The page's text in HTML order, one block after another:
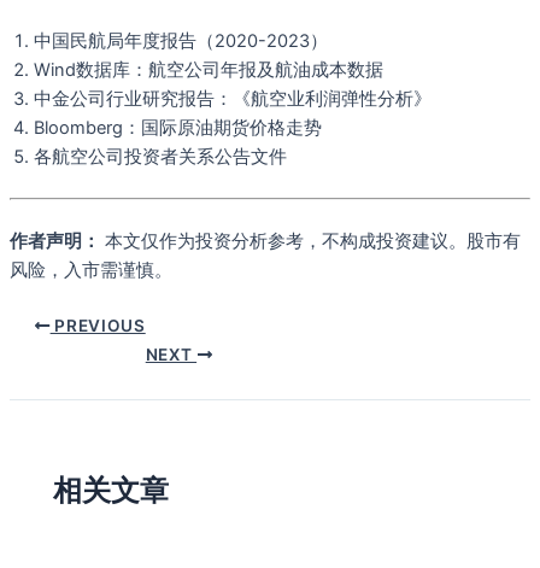
中国民航局年度报告（2020-2023）
Wind数据库：航空公司年报及航油成本数据
中金公司行业研究报告：《航空业利润弹性分析》
Bloomberg：国际原油期货价格走势
各航空公司投资者关系公告文件
作者声明： 本文仅作为投资分析参考，不构成投资建议。股市有
风险，入市需谨慎。
PREVIOUS
NEXT
相关文章